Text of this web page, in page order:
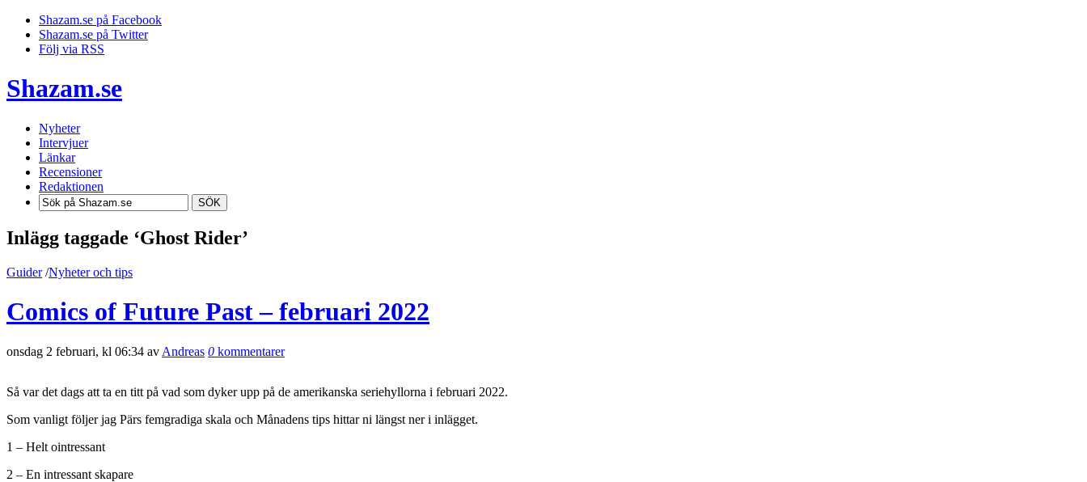
Shazam.se på Facebook
Shazam.se på Twitter
Följ via RSS
Shazam.se
Nyheter
Intervjuer
Länkar
Recensioner
Redaktionen
SÖK
Inlägg taggade ‘Ghost Rider’
Guider/Nyheter och tips
Comics of Future Past – februari 2022
onsdag 2 februari, kl 06:34 av Andreas 0 kommentarer
Så var det dags att ta en titt på vad som dyker upp på de amerikanska seriehyllorna i februari 2022.
Som vanligt följer jag Pärs femgradiga skala och Månadens tips hittar ni längst ner i inlägget.
1 – Helt ointressant
2 – En intressant skapare